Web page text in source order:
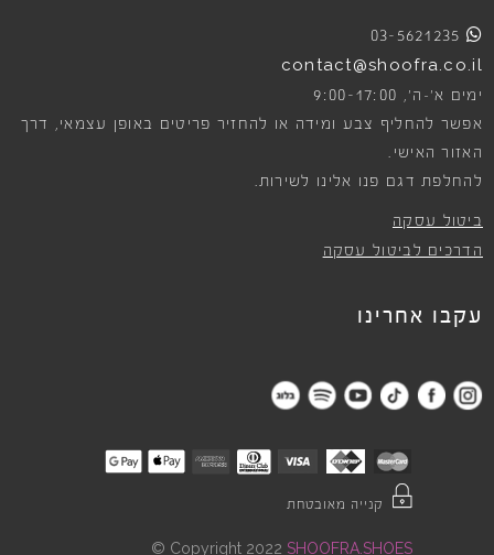
03-5621235
contact@shoofra.co.il
ימים א׳-ה׳, 9:00-17:00
אפשר להחליף צבע ומידה או להחזיר פריטים באופן עצמאי, דרך
האזור האישי.
להחלפת דגם פנו אלינו לשירות.
ביטול עסקה
הדרכים לביטול עסקה
עקבו אחרינו
קנייה מאובטחת
Copyright 2022 SHOOFRA.SHOES
©